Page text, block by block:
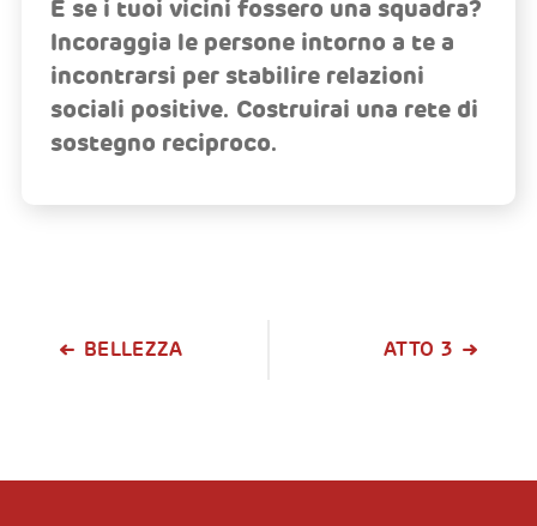
E se i tuoi vicini fossero una squadra?
Incoraggia le persone intorno a te a
incontrarsi per stabilire relazioni
sociali positive. Costruirai una rete di
sostegno reciproco.
BELLEZZA ATTO 3